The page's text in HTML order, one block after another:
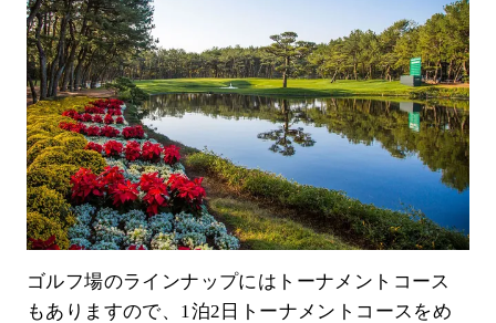
ゴルフ場のラインナップにはトーナメントコース
もありますので、1泊2日トーナメントコースをめ